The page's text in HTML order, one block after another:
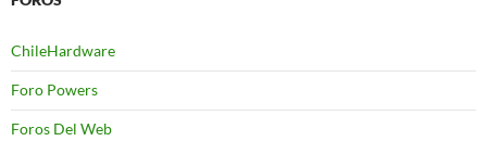
ChileHardware
Foro Powers
Foros Del Web